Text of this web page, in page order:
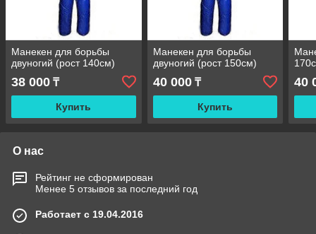
Манекен для борьбы
двуногий (рост 140см)
38 000 ₸
Купить
Манекен для борьбы
двуногий (рост 150см)
40 000₸
Купить
40
О нас
Рейтинг не сформирован
Менее 5 отзывов за последний год
Работает с 19.04.2016